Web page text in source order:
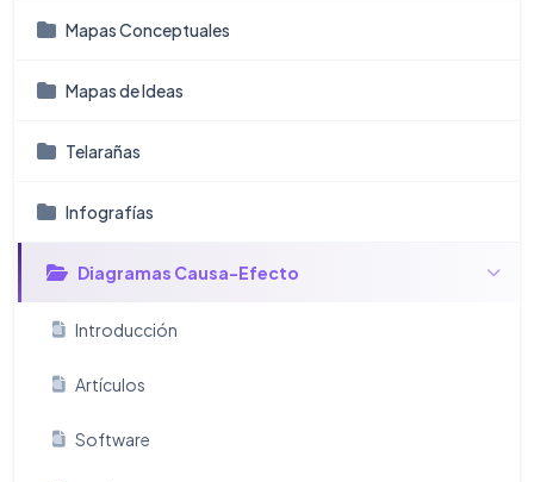
Mapas Conceptuales
Mapas de Ideas
Telarañas
Infografí­as
Diagramas Causa-Efecto
Introducción
Artículos
Software